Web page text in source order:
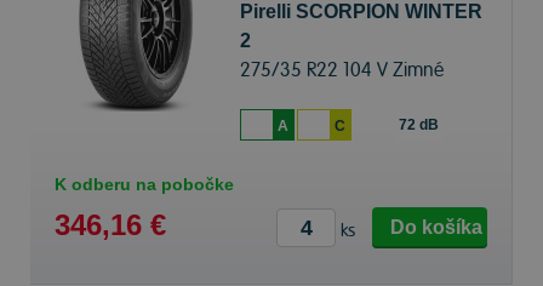
Pirelli SCORPION WINTER
2
275/35 R22 104 V Zimné
A C 72 dB
K odberu na pobočke
346,16 € ks Do košíka